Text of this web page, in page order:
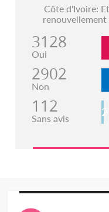
Côte d'Ivoire:
renouvellement
3128
Oui
2902
Non
112
Sans avis